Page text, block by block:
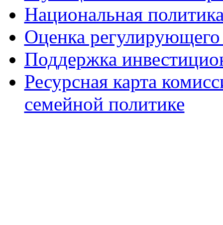
Национальная
Оценка регулирующего
Поддержка
Ресурсная карта
семейной политике